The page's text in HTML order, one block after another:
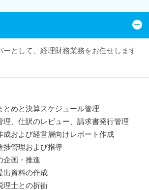
ーとして、経理財務業務をお任せします
とめと決算スケジュール管理
理、仕訳のレビュー、請求書発行管理
成および経営層向けレポート作成
捗管理および指導
企画・推進
出資料の作成
理士との折衝